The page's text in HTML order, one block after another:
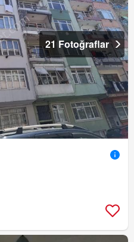
21 Fotoğraflar